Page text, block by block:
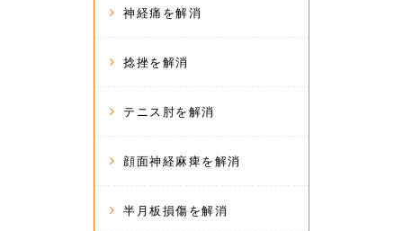
神経痛を解消
捻挫を解消
テニス肘を解消
顔面神経麻痺を解消
半月板損傷を解消